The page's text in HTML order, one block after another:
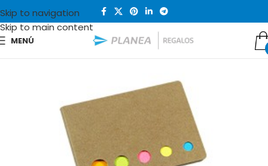
Skip to navigation
Skip to main content
MENÚ